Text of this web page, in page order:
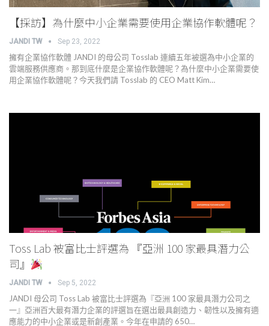
【採訪】為什麼中小企業需要使用企業協作軟體呢？
JANDI TW Sep 23, 2022
擁有企業協作軟體 JANDI 的母公司 Tosslab 連續五年被選為中小企業的
雲端服務供應商。那到底什麼是企業協作軟體呢？為什麼中小企業需要使
用企業協作軟體呢？今天我們請 Tosslab 的 CEO Matt Kim…
Toss Lab 被富比士評選為 『亞洲 100 家最具潛力公
司』
JANDI TW Sep 5, 2022
JANDI 母公司 Toss Lab 被富比士評選為『亞洲 100 家最具潛力公司之
一』亞洲百大最有潛力企業的評選旨在選出最具創造力、韌性以及擁有適
應能力的中小企業或是新創產業。今年在申請的 650…